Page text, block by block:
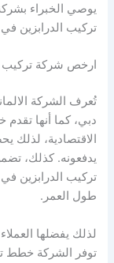
يوصي الخبراء
تركيب الدرابزين
ارخص شركة تركيب
تُعرف الشركة
دبي، كما أنها تقدم
الاقتصادية، لذلك
يدفعونه. كذلك،
تركيب الدرابزين
طول العمر.
لذلك يفضلها
توفر الشركة خطط